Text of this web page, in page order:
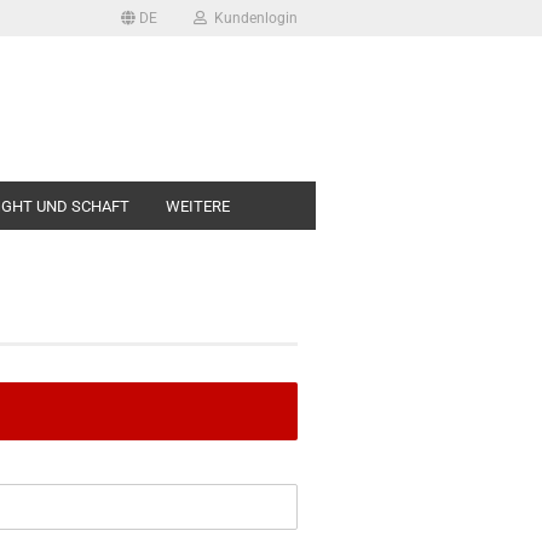
DE Kundenlogin
UND SCHAFT WEITERE